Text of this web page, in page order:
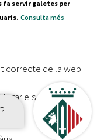
Mapa del lloc
fa servir galetes per
Consulta més
correcte de la web
els serveis del